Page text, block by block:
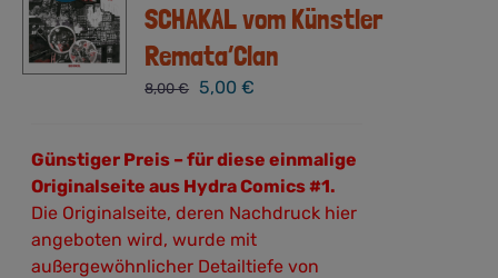
SCHAKAL vom Künstler
Remata’Clan
8,00€ Ursprünglicher
8,00 €
5,00€
5,00 €.
Günstiger Preis – für diese einmalige
Originalseite aus Hydra Comics #1.
Die Originalseite, deren Nachdruck hier
angeboten wird, wurde mit
außergewöhnlicher Detailtiefe von